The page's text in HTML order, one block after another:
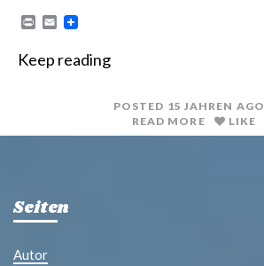
n
E
i
Keep reading
POSTED 15 JAHREN AGO
READ MORE
LIKE
Seiten
Autor